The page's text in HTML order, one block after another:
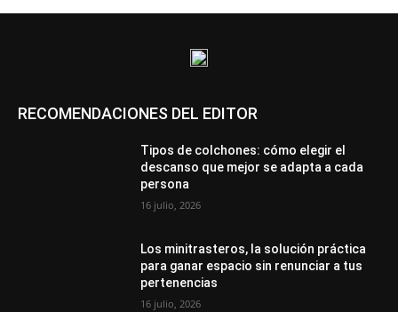
RECOMENDACIONES DEL EDITOR
Tipos de colchones: cómo elegir el
descanso que mejor se adapta a cada
persona
16 julio, 2026
Los minitrasteros, la solución práctica
para ganar espacio sin renunciar a tus
pertenencias
16 julio, 2026